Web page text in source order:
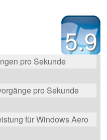
5.9
pro Sekunde
pro Sekunde
für Windows Aero